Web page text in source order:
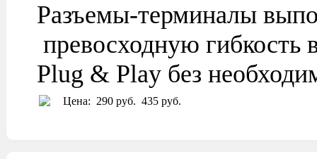
Разъемы-терминалы
превосходную гибкость
Plug & Play без
Цена: 290 руб. 435 руб.